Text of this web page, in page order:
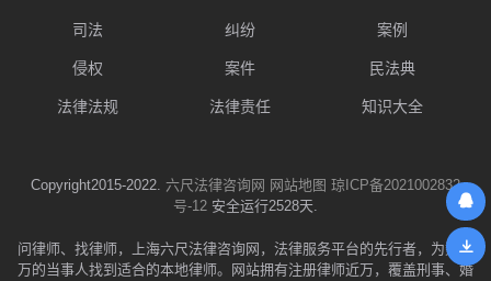
司法 纠纷 案例
侵权 案件 民法典
法律法规 法律责任 知识大全
Copyright2015-2022. 六尺法律咨询网 网站地图 琼ICP备2021002832
号-12 安全运行2528天.
问律师、找律师，上海六尺法律咨询网，法律服务平台的先行者，为数千
万的当事人找到适合的本地律师。网站拥有注册律师近万，覆盖刑事、婚